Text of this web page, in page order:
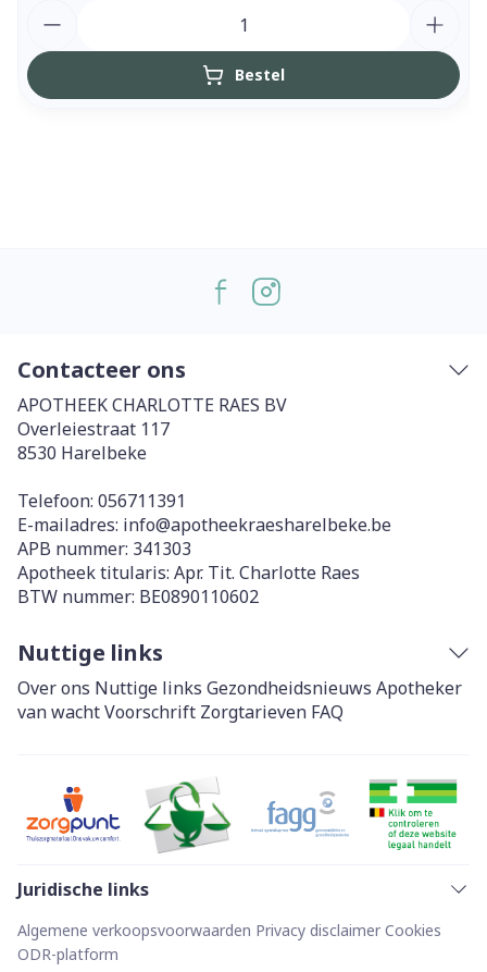
Bestel
Contacteer ons
APOTHEEK CHARLOTTE RAES BV
Overleiestraat 117
8530 Harelbeke
Telefoon: 056711391
E-mailadres: info@apotheekraesharelbeke.be
APB nummer: 341303
Apotheek titularis: Apr. Tit. Charlotte Raes
BTW nummer: BE0890110602
Nuttige links
Over ons Nuttige links Gezondheidsnieuws Apotheker
van wachtVoorschrift Zorgtarieven FAQ
Juridische links
Algemene verkoopsvoorwaarden Privacy disclaimer Cookies
ODR-platform